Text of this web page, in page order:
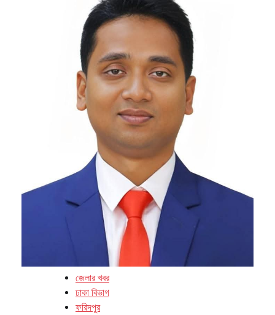
জেলার খবর
ঢাকা বিভাগ
ফরিদপুর